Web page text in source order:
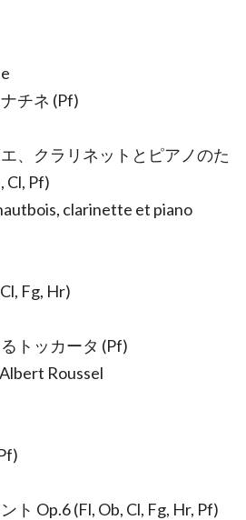
チネ (Pf)
、クラリネットとピアノのた
Cl, Pf)
clarinette et piano
Fg, Hr)
トッカータ (Pf)
Roussel
Op.6 (Fl, Ob, Cl, Fg, Hr, Pf)